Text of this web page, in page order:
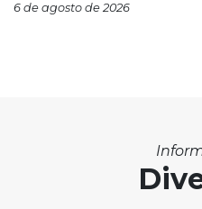
6 de agosto de 2026